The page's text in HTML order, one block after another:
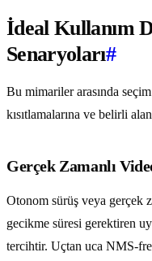
İdeal Kullanım
Senaryoları#
Bu mimariler arasında
kısıtlamalarına ve belirli
Gerçek Zamanlı
Otonom sürüş veya gerçek
gecikme süresi gerektiren
tercihtir. Uçtan uca NMS-